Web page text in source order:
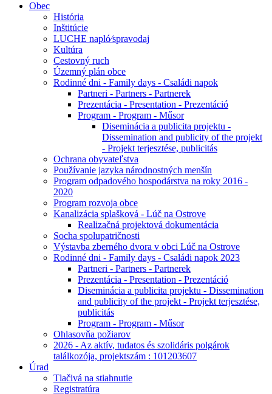
Obec
História
Inštitúcie
LUCHE napló⁄spravodaj
Kultúra
Cestovný ruch
Územný plán obce
Rodinné dni - Family days - Családi napok
Partneri - Partners - Partnerek
Prezentácia - Presentation - Prezentáció
Program - Program - Műsor
Diseminácia a publicita projektu -
Dissemination and publicity of the projekt
- Projekt terjesztése, publicitás
Ochrana obyvateľstva
Používanie jazyka národnostných menšín
Program odpadového hospodárstva na roky 2016 -
2020
Program rozvoja obce
Kanalizácia splašková - Lúč na Ostrove
Realizačná projektová dokumentácia
Socha spolupatričnosti
Výstavba zberného dvora v obci Lúč na Ostrove
Rodinné dni - Family days - Családi napok 2023
Partneri - Partners - Partnerek
Prezentácia - Presentation - Prezentáció
Diseminácia a publicita projektu - Dissemination
and publicity of the projekt - Projekt terjesztése,
publicitás
Program - Program - Műsor
Ohlasovňa požiarov
2026 - Az aktív, tudatos és szolidáris polgárok
találkozója, projektszám : 101203607
Úrad
Tlačivá na stiahnutie
Registratúra